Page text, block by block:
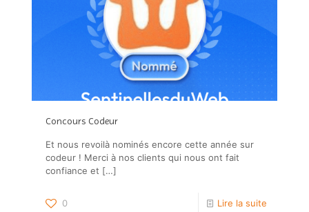
Concours Codeur
Et nous revoilà nominés encore cette année sur
codeur ! Merci à nos clients qui nous ont fait
confiance et […]
0 Lire la suite